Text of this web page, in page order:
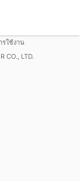
รใช้งาน
CO., LTD.